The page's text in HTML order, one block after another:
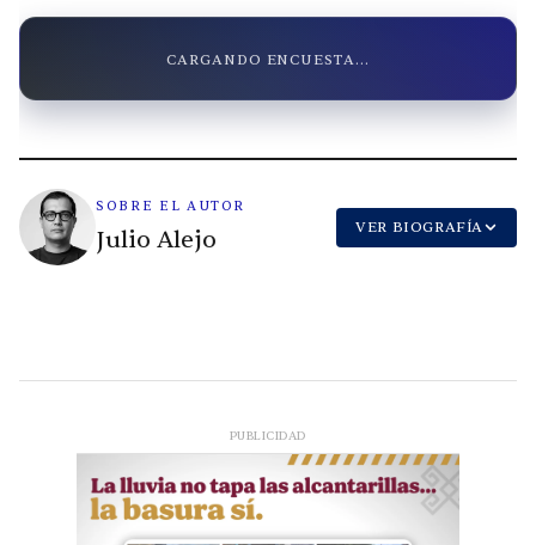
CARGANDO ENCUESTA...
SOBRE EL AUTOR
Julio Alejo VER BIOGRAFÍA
PUBLICIDAD